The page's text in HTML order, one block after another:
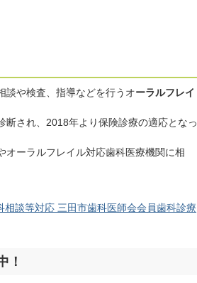
談や検査、指導などを行うオーラルフレイ
され、2018年より保険診療の適応となっ
オーラルフレイル対応歯科医療機関に相
談等対応 三田市歯科医師会会員歯科診療
！